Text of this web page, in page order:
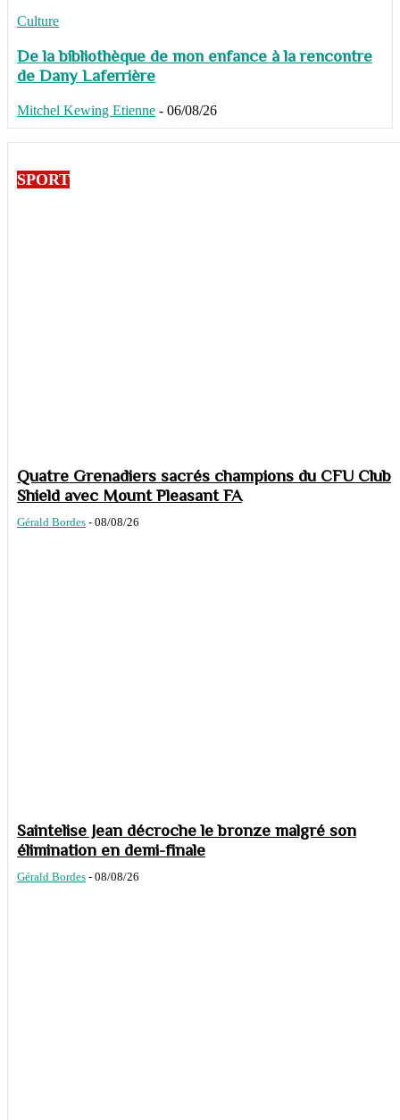
Culture
De la bibliothèque de mon enfance à la rencontre
de Dany Laferrière
Mitchel Kewing Etienne - 06/08/26
SPORT
Quatre Grenadiers sacrés champions du CFU Club
Shield avec Mount Pleasant FA
Gérald Bordes - 08/08/26
Saintelise Jean décroche le bronze malgré son
élimination en demi-finale
Gérald Bordes - 08/08/26